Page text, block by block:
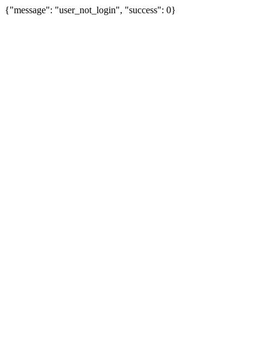
{"message": "user_not_login", "success": 0}